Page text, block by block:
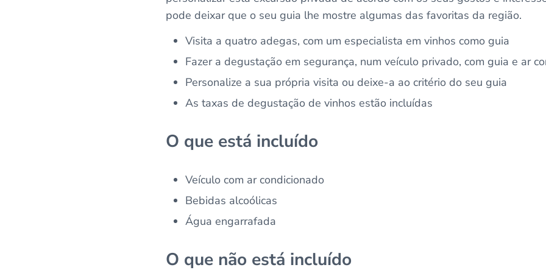
pode deixar que o seu guia lhe mostre algumas das favoritas da região.
Visita a quatro adegas, com um especialista em vinhos como guia
Fazer a degustação em segurança, num veículo privado, com guia e ar
Personalize a sua própria visita ou deixe-a ao critério do seu guia
As taxas de degustação de vinhos estão incluídas
O que está incluído
Veículo com ar condicionado
Bebidas alcoólicas
Água engarrafada
O que não está incluído